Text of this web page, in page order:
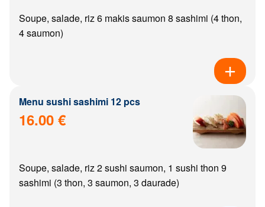
Soupe, salade, riz 6 makis saumon 8 sashimi (4 thon,
4 saumon)
Menu sushi sashimi 12 pcs
16.00 €
Soupe, salade, riz 2 sushi saumon, 1 sushi thon 9
sashimi (3 thon, 3 saumon, 3 daurade)